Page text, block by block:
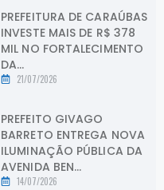
PREFEITURA DE CARAÚBAS
INVESTE MAIS DE R$ 378
MIL NO FORTALECIMENTO
DA...
21/07/2026
PREFEITO GIVAGO
BARRETO ENTREGA NOVA
ILUMINAÇÃO PÚBLICA DA
AVENIDA BEN...
14/07/2026